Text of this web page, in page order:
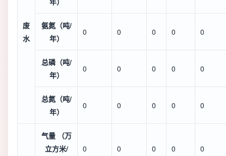
废
水
氨氮（吨/
年）
0 0 0 0 0
总磷（吨/
年）
0 0 0 0 0
总氮（吨/
年）
0 0 0 0 0
气量 （万
立方米/
0 0 0 0 0